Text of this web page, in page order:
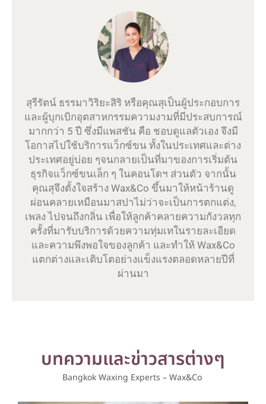
สุรีรัตน์ ธรรมาวิริยะสิริ หรือคุณสุเป็นผู้ประกอบการ
และผู้บุกเบิกอุตสาหกรรมความงามที่มีประสบการณ์
มากกว่า 5 ปี ซึ่งมีแพสชัน คือ ชอบดูแลตัวเอง จึงมี
โอกาสไปใช้บริการแว็กซ์ขน ทั้งในประเทศและต่าง
ประเทศอยู่บ่อย ๆจนกลายเป็นที่มาของการเริ่มต้น
ธุรกิจแว็กซ์ขนเล็ก ๆ ในคอนโดฯ ส่วนตัว จากนั้น
คุณสุจึงตั้งใจสร้าง Wax&Co ขึ้นมาให้หน้าร้านดู
ผ่อนคลายเหมือนมาสปาไม่ว่าจะเป็นการตกแต่ง,
เพลง ไปจนถึงกลิ่น เพื่อให้ลูกค้าคลายความกังวลทุก
ครั้งที่มารับบริการด้วยความทุ่มเทในรายละเอียด
และความพึงพอใจของลูกค้า และทำให้ Wax&Co
แตกต่างและเติบโตอย่างแข็งแรงตลอดหลายปีที่
ผ่านมา
บทความและข่าวสารต่างๆ
Bangkok Waxing Experts – Wax&Co